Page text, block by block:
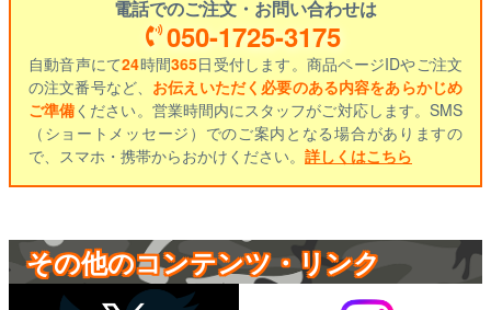
電話でのご注文・お問い合わせは
050-1725-3175
自動音声にて24時間365日受付します。商品ページIDやご注文
の注文番号など、 お伝えいただく必要のある内容をあらかじめ
ご準備ください。営業時間内にスタッフがご対応します。SMS
（ショートメッセージ）でのご案内となる場合がありますの
で、スマホ・携帯からおかけください。 詳しくはこちら
その他のコンテンツ・リンク